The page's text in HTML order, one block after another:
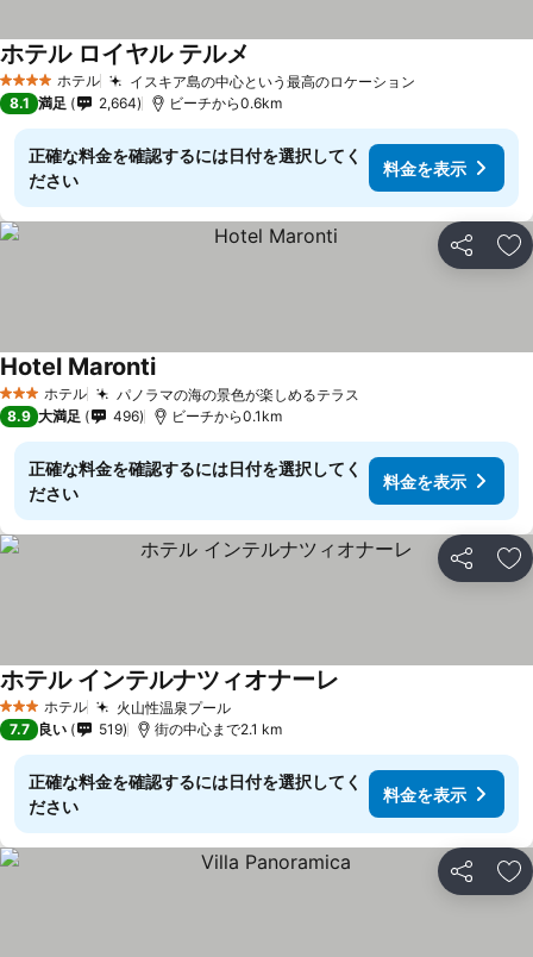
4 ホテルのランク
ホテル イスキア島の中心という最高のロケーション
ホテル ロイヤル テルメ
8.1 満足 2,664 ビーチから0.6km
正確な料金を確認するには日付を選択してく
ださい
料金を表示
シェア お
3 ホテルのランク
ホテル パノラマの海の景色が楽しめるテラス
Hotel Maronti
8.9 大満足 496 ビーチから0.1km
正確な料金を確認するには日付を選択してく
ださい
料金を表示
シェア お
3 ホテルのランク
ホテル 火山性温泉プール
ホテル インテルナツィオナーレ
7.7 良い 519 街の中心まで2.1 km
正確な料金を確認するには日付を選択してく
ださい
料金を表示
シェア お